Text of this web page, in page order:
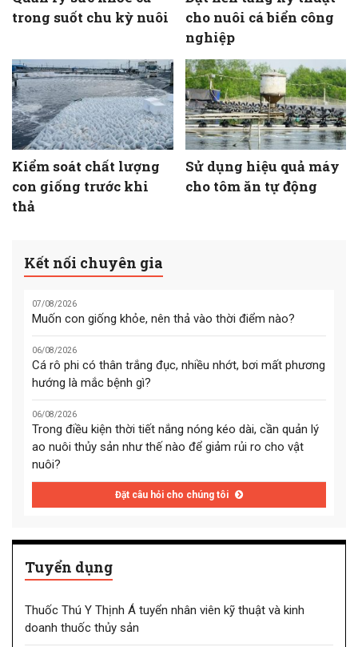
trong suốt chu kỳ nuôi
cho nuôi cá biển công
nghiệp
Kiểm soát chất lượng
con giống trước khi
thả
Sử dụng hiệu quả máy
cho tôm ăn tự động
Kết nối chuyên gia
07/08/2026
Muốn con giống khỏe, nên thả vào thời điểm nào?
06/08/2026
Cá rô phi có thân trắng đục, nhiều nhớt, bơi mất phương
hướng là mắc bệnh gì?
06/08/2026
Trong điều kiện thời tiết nắng nóng kéo dài, cần quản lý
ao nuôi thủy sản như thế nào để giảm rủi ro cho vật
nuôi?
Đặt câu hỏi cho chúng tôi
Tuyển dụng
Thuốc Thú Y Thịnh Á tuyển nhân viên kỹ thuật và kinh
doanh thuốc thủy sản